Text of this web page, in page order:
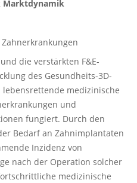
Marktdynamik
die verstärkten F&E-
des Gesundheits-3D-
medizinische
und
fungiert. Durch den
Bedarf an Zahnimplantaten
Inzidenz von
nach der Operation solcher
medizinische